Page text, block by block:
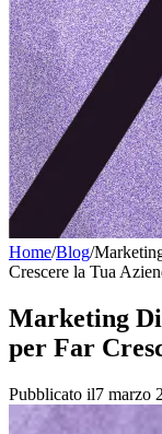
Home/Blog/
Crescere la Tua
Marketing
per Far
Pubblicato il7 marzo